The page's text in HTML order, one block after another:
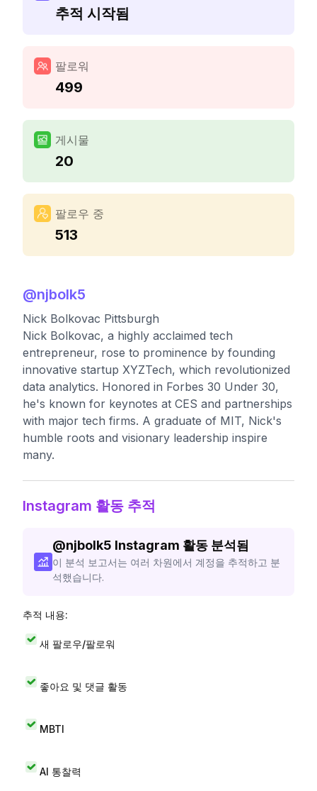
추적 시작됨
팔로워
499
게시물
20
팔로우 중
513
@njbolk5
Nick Bolkovac Pittsburgh
Nick Bolkovac, a highly acclaimed tech
entrepreneur, rose to prominence by founding
innovative startup XYZTech, which revolutionized
data analytics. Honored in Forbes 30 Under 30,
he's known for keynotes at CES and partnerships
with major tech firms. A graduate of MIT, Nick's
humble roots and visionary leadership inspire
many.
Instagram 활동 추적
@njbolk5 Instagram 활동 분석됨
이 분석 보고서는 여러 차원에서 계정을 추적하고 분
석했습니다.
추적 내용:
새 팔로우/팔로워
좋아요 및 댓글 활동
MBTI
AI 통찰력